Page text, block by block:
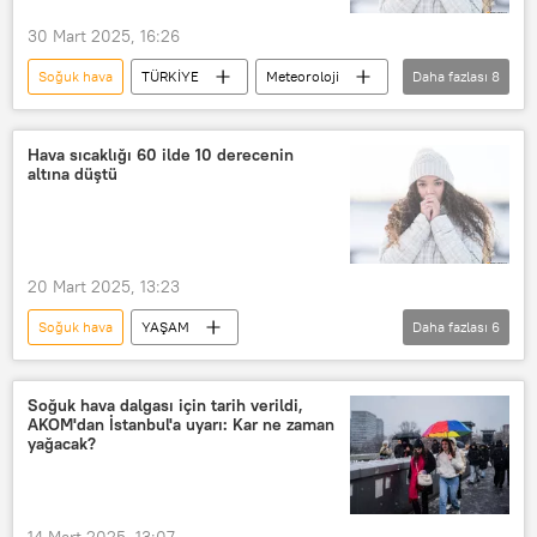
30 Mart 2025, 16:26
Soğuk hava TÜRKİYE
Meteoroloji
Çevre
Hava
sıcak hava
Hava kirliliği
Hava sıcaklığı
Soğuk
Daha fazlası 8
Hava sıcaklığı 60 ilde 10 derecenin
altına düştü
20 Mart 2025, 13:23
Soğuk hava
YAŞAM
Meteoroloji Genel Müdürlüğü
Hava
HAVA DURUMU
sıcak hava
Hava sıcaklığı
Dondurucu soğuk
Daha fazlası 6
Soğuk hava dalgası için tarih verildi,
AKOM'dan İstanbul'a uyarı: Kar ne zaman
yağacak?